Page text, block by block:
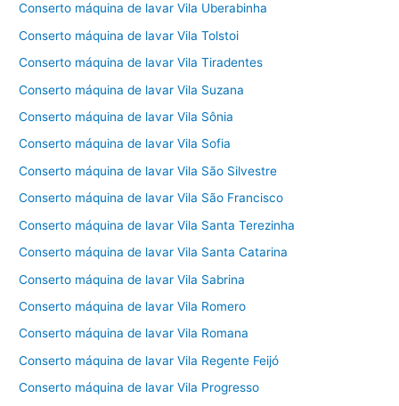
Conserto máquina de lavar Vila Uberabinha
Conserto máquina de lavar Vila Tolstoi
Conserto máquina de lavar Vila Tiradentes
Conserto máquina de lavar Vila Suzana
Conserto máquina de lavar Vila Sônia
Conserto máquina de lavar Vila Sofia
Conserto máquina de lavar Vila São Silvestre
Conserto máquina de lavar Vila São Francisco
Conserto máquina de lavar Vila Santa Terezinha
Conserto máquina de lavar Vila Santa Catarina
Conserto máquina de lavar Vila Sabrina
Conserto máquina de lavar Vila Romero
Conserto máquina de lavar Vila Romana
Conserto máquina de lavar Vila Regente Feijó
Conserto máquina de lavar Vila Progresso